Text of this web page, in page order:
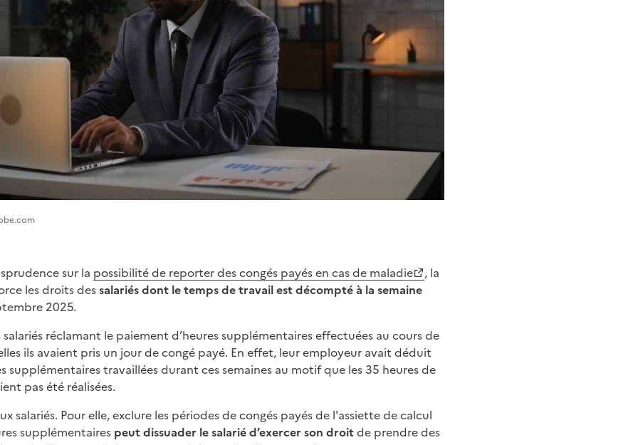
sur la possibilité de reporter des congés payés en cas de maladie
, la
les droits dessalariés dont le temps de travail est décompté à la semaine
2025.
salariés réclamant le paiement d’heures supplémentaires effectuées au cours de
ils avaient pris un jour de congé payé. En effet, leur employeur avait déduit
supplémentaires travaillées durant ces semaines au motif que les 35 heures de
pas été réalisées.
salariés. Pour elle, exclure les périodes de congés payés de l'assiette de calcul
supplémentaires peut dissuader le salarié d’exercer son droitde prendre des